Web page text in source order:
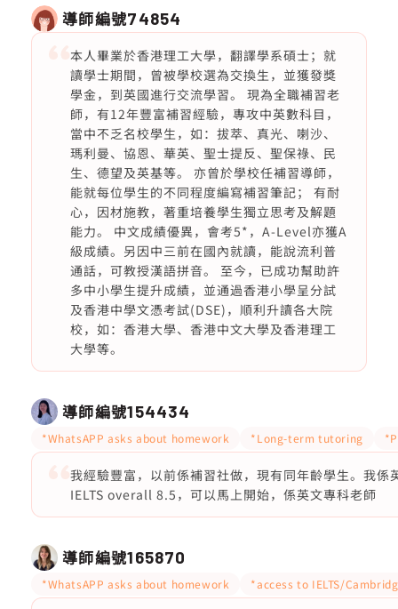
導師編號74854
本人畢業於香港理工大學，翻譯學系碩士；就
讀學士期間，曾被學校選為交換生，並獲發獎
學金，到英國進行交流學習。 現為全職補習老
師，有12年豐富補習經驗，專攻中英數科目，
當中不乏名校學生，如：拔萃、真光、喇沙、
瑪利曼、協恩、華英、聖士提反、聖保祿、民
生、德望及英基等。 亦曾於學校任補習導師，
能就每位學生的不同程度編寫補習筆記； 有耐
心，因材施教，著重培養學生獨立思考及解題
能力。 中文成績優異，會考5*，A-Level亦獲A
級成績。另因中三前在國內就讀，能說流利普
通話，可教授漢語拼音。 至今，已成功幫助許
多中小學生提升成績，並通過香港小學呈分試
及香港中學文憑考試(DSE)，順利升讀各大院
校，如：香港大學、香港中文大學及香港理工
大學等。
導師編號154434
*WhatsAPP asks about homework *Long-term tutoring
我經驗豐富，以前係補習社做，現有同年齡學生。我
IELTS overall 8.5，可以馬上開始，係英文專科老師
導師編號165870
*WhatsAPP asks about homework *access to IELTS/